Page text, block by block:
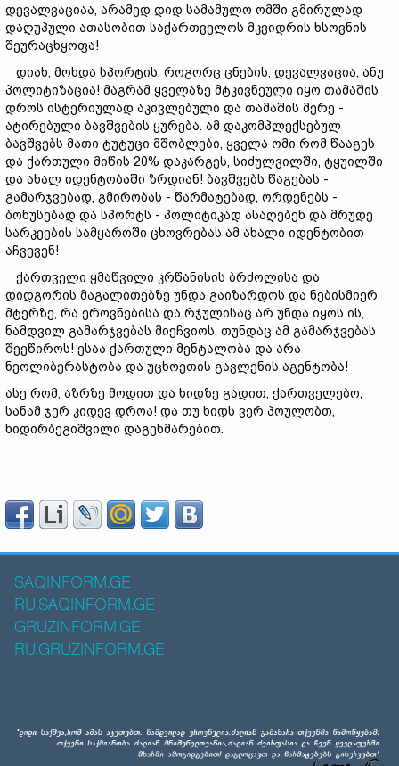
დევალვაციაა, არამედ დიდ სამამულო ომში გმირულად
დაღუპული ათასობით საქართველოს მკვიდრის ხსოვნის
შეურაცხყოფა!
დიახ, მოხდა სპორტის, როგორც ცნების, დევალვაცია, ანუ
პოლიტიზაცია! მაგრამ ყველაზე მტკივნეული იყო თამაშის
დროს ისტერიულად აკივლებული და თამაშის მერე -
ატირებული ბავშვების ყურება. ამ დაკომპლექსებულ
ბავშვებს მათი ტუტუცი მშობლები, ყველა ომი რომ წააგეს
და ქართული მიწის 20% დაკარგეს, სიძულვილში, ტყუილში
და ახალ იდენტობაში ზრდიან! ბავშვებს წაგებას -
გამარჯვებად, გმირობას - წარმატებად, ორდენებს -
ბონუსებად და სპორტს - პოლიტიკად ასაღებენ და მრუდე
სარკეების სამყაროში ცხოვრებას ამ ახალი იდენტობით
აჩვევენ!
ქართველი ყმაწვილი კრწანისის ბრძოლისა და
დიდგორის მაგალითებზე უნდა გაიზარდოს და ნებისმიერ
მტერზე, რა ეროვნებისა და რჯულისაც არ უნდა იყოს ის,
ნამდვილ გამარჯვებას მიეჩვიოს, თუნდაც ამ გამარჯვებას
შეეწიროს! ესაა ქართული მენტალობა და არა
ნეოლიბერასტობა და უცხოეთის გავლენის აგენტობა!
ასე რომ, აზრზე მოდით და ხიდზე გადით, ქართველებო,
სანამ ჯერ კიდევ დროა! და თუ ხიდს ვერ პოულობთ,
ხიდირბეგიშვილი დაგეხმარებით.
SAQINFORM.GE
RU.SAQINFORM.GE
GRUZINFORM.GE
RU.GRUZINFORM.GE